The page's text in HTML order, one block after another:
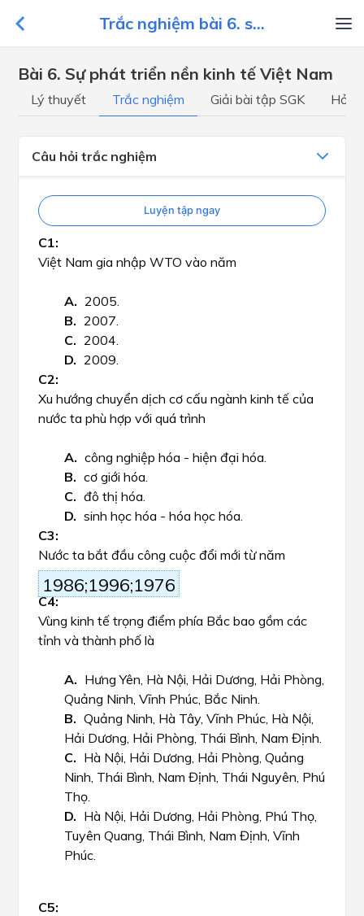
Trắc nghiệm bài 6. s...
Bài 6. Sự phát triển nền kinh tế Việt Nam
Lý thuyết Trắc nghiệm Giải bài tập SGK Hỏi
Câu hỏi trắc nghiệm
Luyện tập ngay
Việt Nam gia nhập WTO vào năm
2005.
2007.
2004.
2009.
Xu hướng chuyển dịch cơ cấu ngành kinh tế của
nước ta phù hợp với quá trình
công nghiệp hóa - hiện đại hóa.
cơ giới hóa.
đô thị hóa.
sinh học hóa - hóa học hóa.
Nước ta bắt đầu công cuộc đổi mới từ năm
1986;1996;1976
Vùng kinh tế trọng điểm phía Bắc bao gồm các
tỉnh và thành phố là
Hưng Yên, Hà Nội, Hải Dương, Hải Phòng,
Quảng Ninh, Vĩnh Phúc, Bắc Ninh.
Quảng Ninh, Hà Tây, Vĩnh Phúc, Hà Nội,
Hải Dương, Hải Phòng, Thái Bình, Nam Định.
Hà Nội, Hải Dương, Hải Phòng, Quảng
Ninh, Thái Bình, Nam Định, Thái Nguyên, Phú
Thọ.
Hà Nội, Hải Dương, Hải Phòng, Phú Thọ,
Tuyên Quang, Thái Bình, Nam Định, Vĩnh
Phúc.